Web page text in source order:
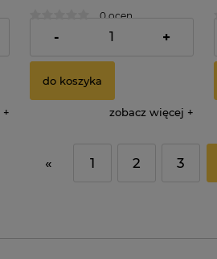
0 ocen
16,89 zł
- +
do koszyka
zobacz więcej
« 1 2 3